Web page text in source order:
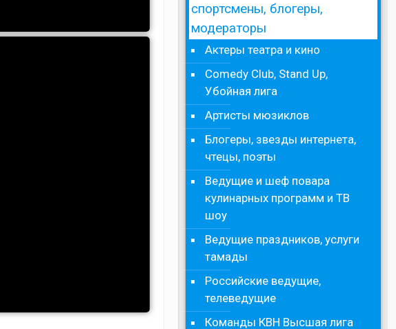
спортсмены, блогеры,
модераторы
Актеры театра и кино
Comedy Club, Stand Up,
Убойная лига
Артисты мюзиклов
Блогеры, звезды интернета,
чтецы, поэты
Ведущие и шеф повара
кулинарных программ и ТВ
шоу
Ведущие праздников, услуги
тамады
Российские ведущие,
телеведущие
Команды КВН Высшая лига